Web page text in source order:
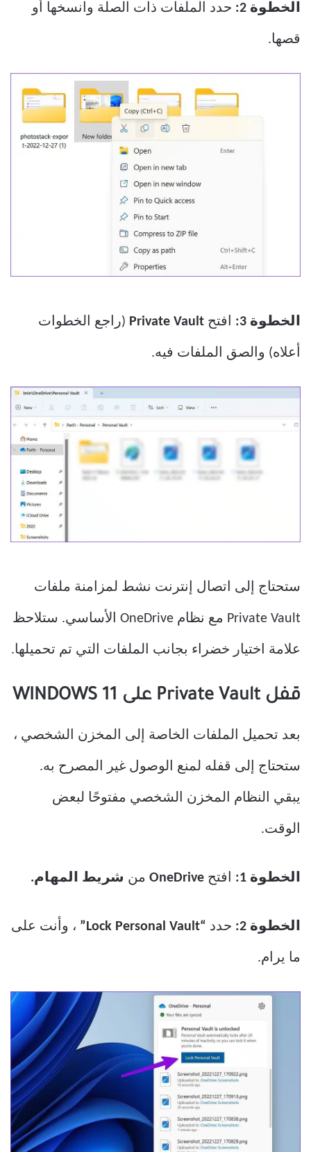
الخطوة 2: حدد الملفات ذات الصلة وانسخها أو
قصها.
الخطوة 3: افتح Private Vault (راجع الخطوات
أعلاه) والصق الملفات فيه.
ستحتاج إلى اتصال إنترنت نشط لمزامنة ملفات
Private Vault مع نظام OneDrive الأساسي. ستلاحظ
علامة اختيار خضراء بجانب الملفات التي تم تحميلها.
قفل Private Vault على WINDOWS 11
بعد تحميل الملفات الخاصة إلى المخزن الشخصي ،
ستحتاج إلى قفله لمنع الوصول غير المصرح به.
يبقي النظام المخزن الشخصي مفتوحًا لبعض
الوقت.
الخطوة 1: افتح OneDrive من شريط المهام.
الخطوة 2: حدد “Lock Personal Vault” ، وأنت على
ما يرام.